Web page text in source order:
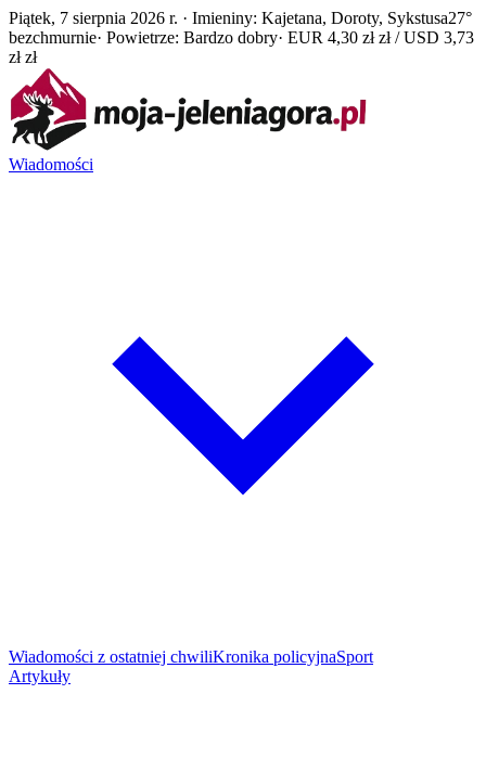
Piątek, 7 sierpnia 2026 r. · Imieniny: Kajetana, Doroty, Sykstusa27°
bezchmurnie· Powietrze: Bardzo dobry· EUR 4,30 zł zł / USD 3,73
zł zł
Wiadomości
Wiadomości z ostatniej chwiliKronika policyjnaSport
Artykuły